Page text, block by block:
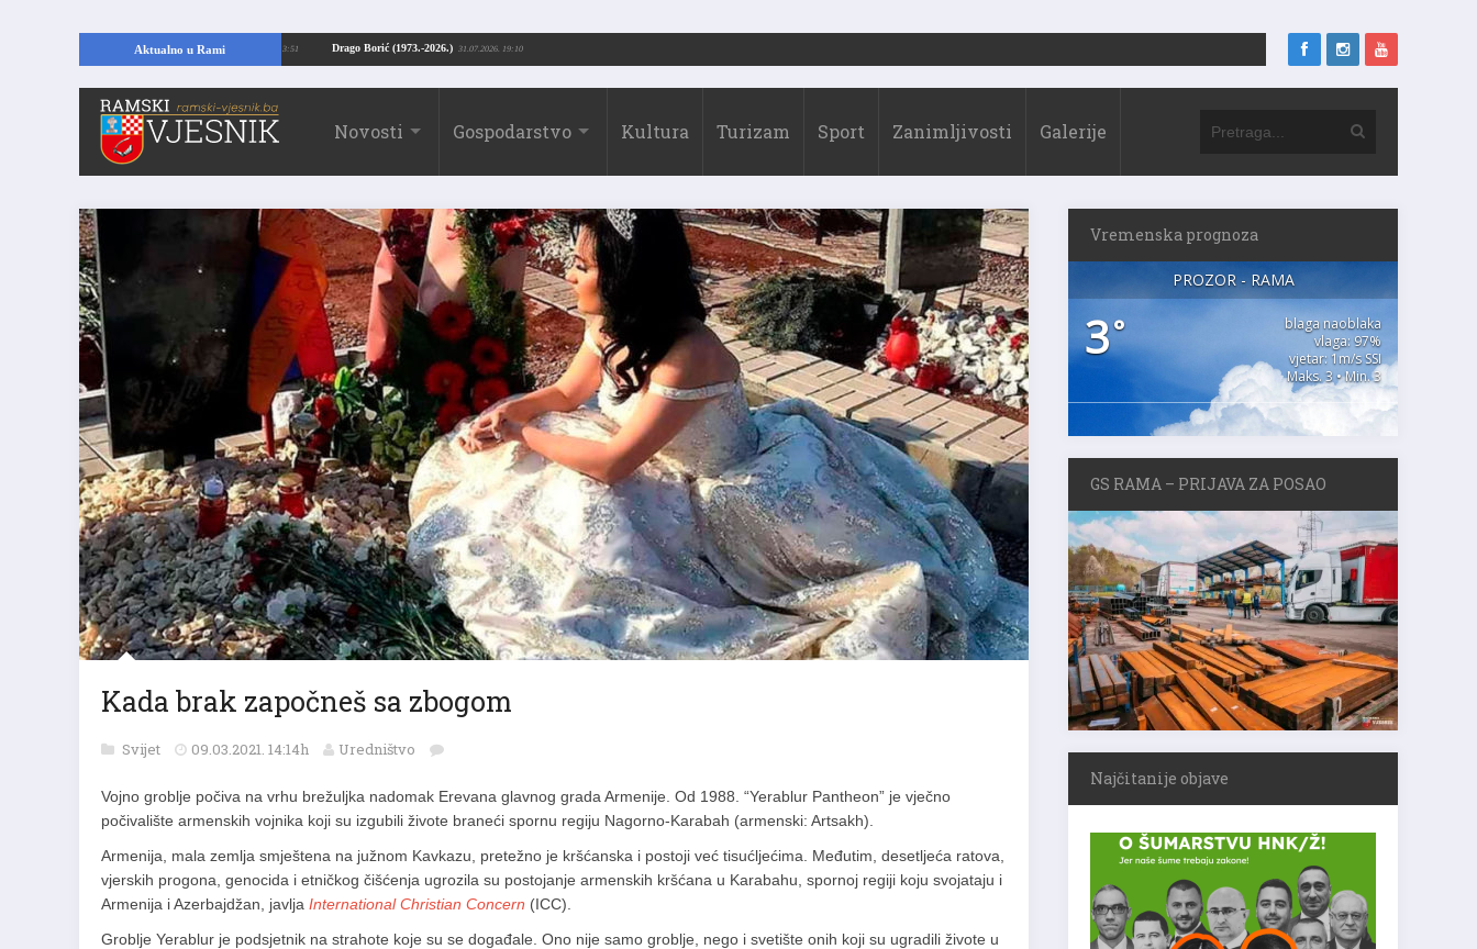
Aktualno u Rami Drago Borić (1973.-2026.) 31.07.2026. 19:10
temelje kuće, pronašao vrijedne arheološke ostatke 24.07.2026. 13:51
Novosti Gospodarstvo Kultura Turizam Sport Zanimljivosti Galerije
Kada brak započneš sa zbogom
Svijet 09.03.2021. 14:14h Uredništvo
Vojno groblje počiva na vrhu brežuljka nadomak Erevana glavnog grada Armenije. Od 1988. “Yerablur Pantheon” je vječno
počivalište armenskih vojnika koji su izgubili živote braneći spornu regiju Nagorno-Karabah (armenski: Artsakh).
Armenija, mala zemlja smještena na južnom Kavkazu, pretežno je kršćanska i postoji već tisućljećima. Međutim, desetljeća ratova,
vjerskih progona, genocida i etničkog čišćenja ugrozila su postojanje armenskih kršćana u Karabahu, spornoj regiji koju svojataju i
Armenija i Azerbajdžan, javlja International Christian Concern (ICC).
Groblje Yerablur je podsjetnik na strahote koje su se događale. Ono nije samo groblje, nego i svetište onih koji su ugradili živote u
Vremenska prognoza
PROZOR - RAMA
3°
blaga naoblaka
vlaga: 97%
vjetar: 1m/s SSI
Maks. 3 • Min. 3
GS RAMA – PRIJAVA ZA POSAO
Najčitanije objave